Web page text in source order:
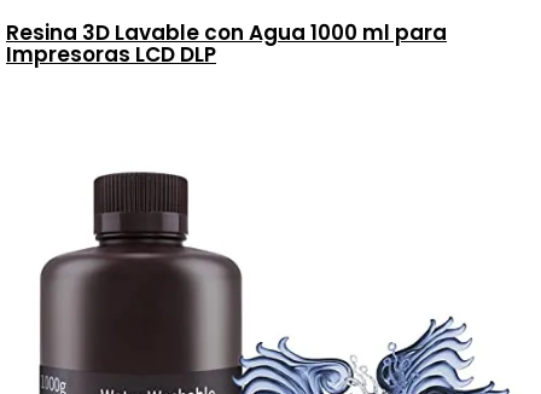
Resina 3D Lavable con Agua 1000 ml para
Impresoras LCD DLP